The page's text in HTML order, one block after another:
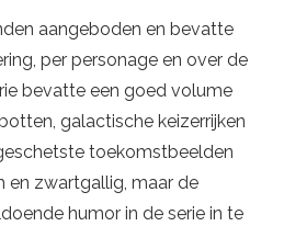
aangeboden en bevatte
per personage en over de
bevatte een goed volume
galactische keizerrijken
toekomstbeelden
en zwartgallig, maar de
humor in de serie in te